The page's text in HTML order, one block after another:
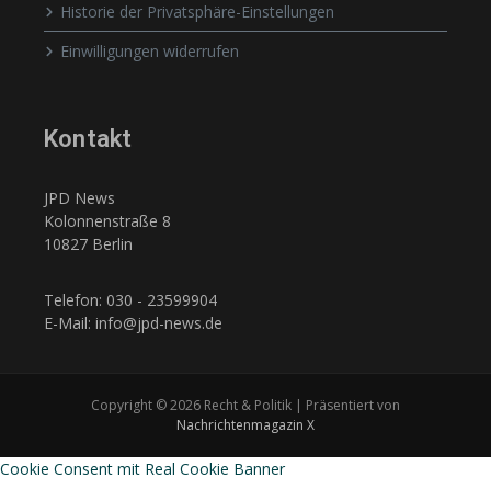
Historie der Privatsphäre-Einstellungen
Einwilligungen widerrufen
Kontakt
JPD News
Kolonnenstraße 8
10827 Berlin
Telefon: 030 - 23599904
E-Mail: info@jpd-news.de
Copyright © 2026 Recht & Politik | Präsentiert von
Nachrichtenmagazin X
Cookie Consent mit Real Cookie Banner